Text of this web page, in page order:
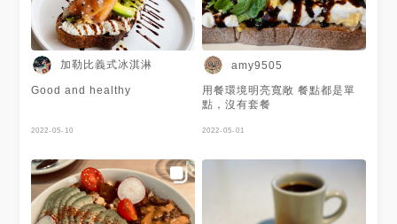
加勒比義式冰淇淋
Good and healthy
2022-05-10
amy9505
用餐環境明亮寬敞 餐點都是單
點，沒有套餐
2022-05-01